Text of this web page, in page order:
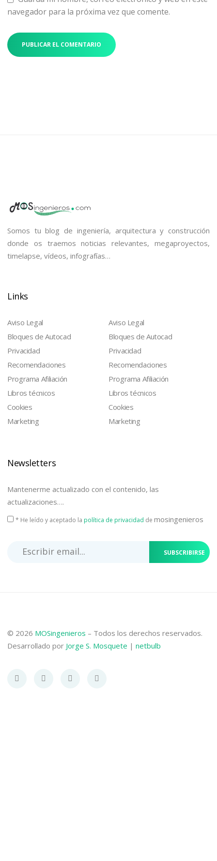
navegador para la próxima vez que comente.
Somos tu blog de ingeniería, arquitectura y construcción
donde os traemos noticias relevantes, megaproyectos,
timelapse, vídeos, infografías…
Links
Aviso Legal
Aviso Legal
Bloques de Autocad
Bloques de Autocad
Privacidad
Privacidad
Recomendaciones
Recomendaciones
Programa Afiliación
Programa Afiliación
Libros técnicos
Libros técnicos
Cookies
Cookies
Marketing
Marketing
Newsletters
Mantenerme actualizado con el contenido, las
actualizaciones….
* He leído y aceptado la política de privacidad de mosingenieros
SUBSCRIBIRSE
© 2026 MOSingenieros – Todos los derechos reservados.
Desarrollado por Jorge S. Mosquete | netbulb